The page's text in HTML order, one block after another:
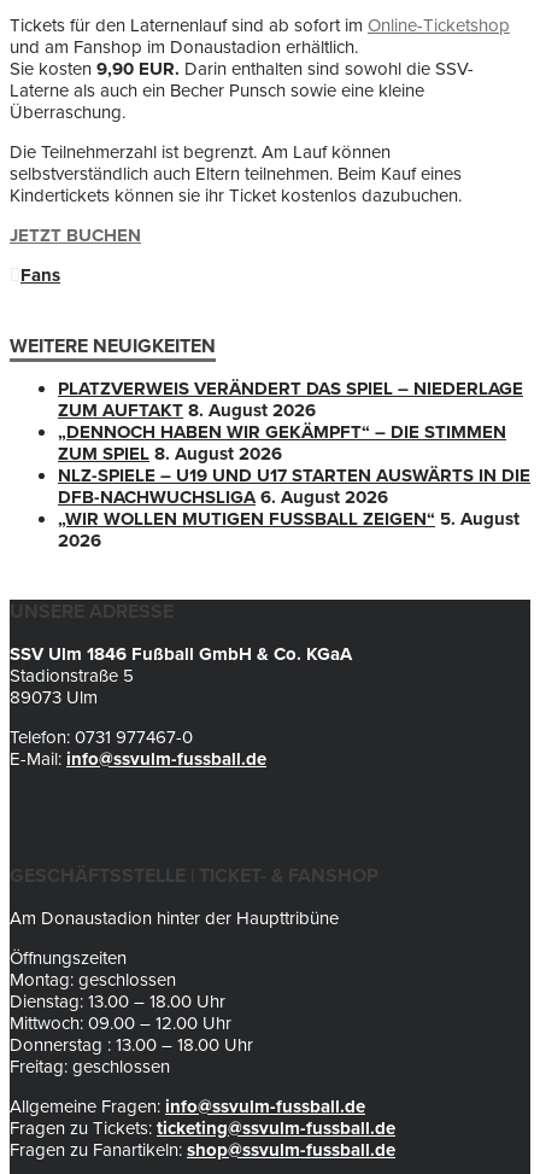
Tickets für den Laternenlauf sind ab sofort im Online-Ticketshop
und am Fanshop im Donaustadion erhältlich.
Sie kosten 9,90 EUR. Darin enthalten sind sowohl die SSV-
Laterne als auch ein Becher Punsch sowie eine kleine
Überraschung.
Die Teilnehmerzahl ist begrenzt. Am Lauf können
selbstverständlich auch Eltern teilnehmen. Beim Kauf eines
Kindertickets können sie ihr Ticket kostenlos dazubuchen.
JETZT BUCHEN
Fans
WEITERE NEUIGKEITEN
PLATZVERWEIS VERÄNDERT DAS SPIEL – NIEDERLAGE
ZUM AUFTAKT 8. August 2026
„DENNOCH HABEN WIR GEKÄMPFT“ – DIE STIMMEN
ZUM SPIEL 8. August 2026
NLZ-SPIELE – U19 UND U17 STARTEN AUSWÄRTS IN DIE
DFB-NACHWUCHSLIGA 6. August 2026
„WIR WOLLEN MUTIGEN FUSSBALL ZEIGEN“
5. August
2026
UNSERE ADRESSE
SSV Ulm 1846 Fußball GmbH & Co. KGaA
Stadionstraße 5
89073 Ulm
Telefon: 0731 977467-0
E-Mail: info@ssvulm-fussball.de
GESCHÄFTSSTELLE | TICKET- & FANSHOP
Am Donaustadion hinter der Haupttribüne
Öffnungszeiten
Montag: geschlossen
Dienstag: 13.00 – 18.00 Uhr
Mittwoch: 09.00 – 12.00 Uhr
Donnerstag : 13.00 – 18.00 Uhr
Freitag: geschlossen
Allgemeine Fragen: info@ssvulm-fussball.de
Fragen zu Tickets: ticketing@ssvulm-fussball.de
Fragen zu Fanartikeln: shop@ssvulm-fussball.de